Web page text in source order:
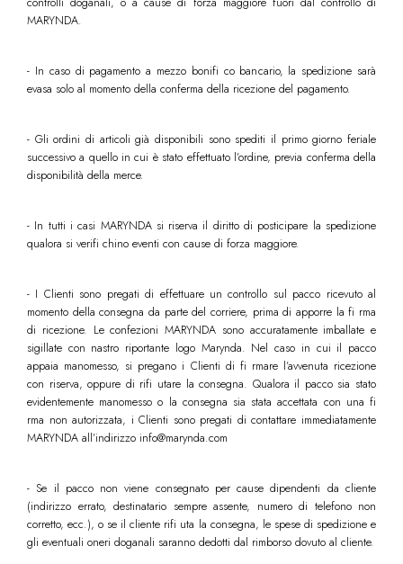
MARYNDA.
- In caso di pagamento a mezzo bonifi co bancario, la spedizione sarà
evasa solo al momento della conferma della ricezione del pagamento.
- Gli ordini di articoli già disponibili sono spediti il primo giorno feriale
successivo a quello in cui è stato effettuato l’ordine, previa conferma della
disponibilità della merce.
- In tutti i casi MARYNDA si riserva il diritto di posticipare la spedizione
qualora si verifi chino eventi con cause di forza maggiore.
- I Clienti sono pregati di effettuare un controllo sul pacco ricevuto al
momento della consegna da parte del corriere, prima di apporre la fi rma
di ricezione. Le confezioni MARYNDA sono accuratamente imballate e
sigillate con nastro riportante logo Marynda. Nel caso in cui il pacco
appaia manomesso, si pregano i Clienti di fi rmare l’avvenuta ricezione
con riserva, oppure di rifi utare la consegna. Qualora il pacco sia stato
evidentemente manomesso o la consegna sia stata accettata con una fi
rma non autorizzata, i Clienti sono pregati di contattare immediatamente
MARYNDA all’indirizzo info@marynda.com
- Se il pacco non viene consegnato per cause dipendenti da cliente
(indirizzo errato, destinatario sempre assente, numero di telefono non
corretto, ecc.), o se il cliente rifi uta la consegna, le spese di spedizione e
gli eventuali oneri doganali saranno dedotti dal rimborso dovuto al cliente.